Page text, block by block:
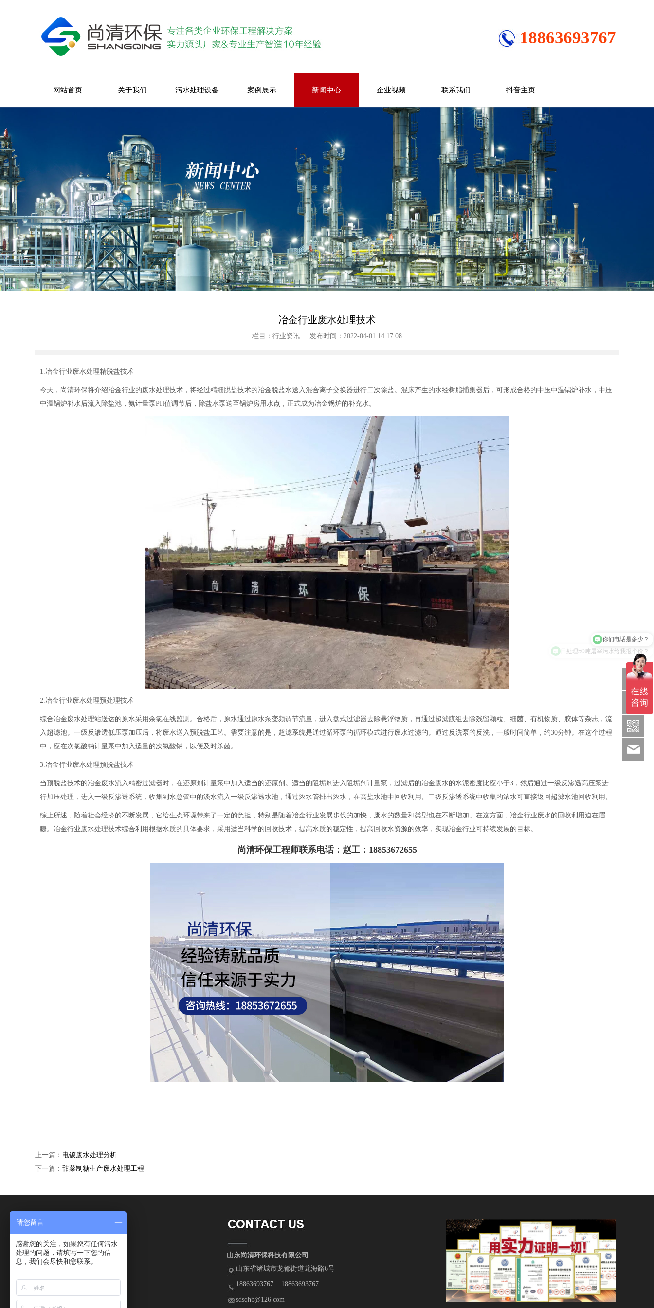
18863693767
网站首页 关于我们 污水处理设备 案例展示 新闻中心 企业视频 联系我们 抖音主页
冶金行业废水处理技术
栏目：行业资讯 发布时间：2022-04-01 14:17:08
1.冶金行业废水处理精脱盐技术
今天，尚清环保将介绍冶金行业的废水处理技术，将经过精细脱盐技术的冶金脱盐水送入混合离子交换器进行二次除盐。混床产生的水经树脂捕集器后，可形成合格的中压中温锅炉补水，中压
中温锅炉补水后流入除盐池，氨计量泵PH值调节后，除盐水泵送至锅炉房用水点，正式成为冶金锅炉的补充水。
2.冶金行业废水处理预处理技术
综合冶金废水处理站送达的原水采用余氯在线监测。合格后，原水通过原水泵变频调节流量，进入盘式过滤器去除悬浮物质，再通过超滤膜组去除残留颗粒、细菌、有机物质、胶体等杂志，流
入超滤池。一级反渗透低压泵加压后，将废水送入预脱盐工艺。需要注意的是，超滤系统是通过循环泵的循环模式进行废水过滤的。通过反洗泵的反洗，一般时间简单，约30分钟。在这个过程
中，应在次氯酸钠计量泵中加入适量的次氯酸钠，以便及时杀菌。
3.冶金行业废水处理预脱盐技术
当预脱盐技术的冶金废水流入精密过滤器时，在还原剂计量泵中加入适当的还原剂。适当的阻垢剂进入阻垢剂计量泵，过滤后的冶金废水的水泥密度比应小于3，然后通过一级反渗透高压泵进
行加压处理，进入一级反渗透系统，收集到水总管中的淡水流入一级反渗透水池，通过浓水管排出浓水，在高盐水池中回收利用。二级反渗透系统中收集的浓水可直接返回超滤水池回收利用。
综上所述，随着社会经济的不断发展，它给生态环境带来了一定的负担，特别是随着冶金行业发展步伐的加快，废水的数量和类型也在不断增加。在这方面，冶金行业废水的回收利用迫在眉
睫。冶金行业废水处理技术综合利用根据水质的具体要求，采用适当科学的回收技术，提高水质的稳定性，提高回收水资源的效率，实现冶金行业可持续发展的目标。
尚清环保工程师联系电话：赵工：18853672655
上一篇： 电镀废水处理分析
下一篇： 甜菜制糖生产废水处理工程
山东尚清环保科技有限公司
山东省诸城市龙都街道龙海路6号
18863693767 18863693767
sdsqhb@126.com
日处理50吨屠宰污水给我报个价？
请您留言
感谢您的关注，如果您有任何污水
处理的问题，请填写一下您的信
息，我们会尽快和您联系。